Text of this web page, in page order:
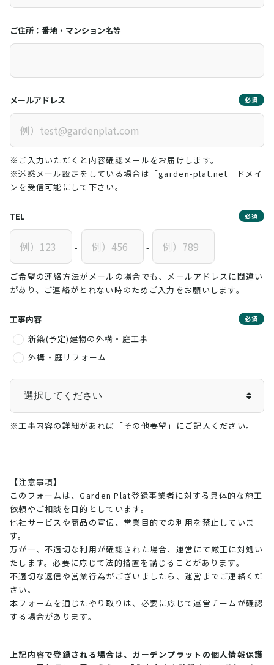
ご住所：番地・マンション名等
メールアドレス 必須
※ご入力いただくと内容確認メールをお届けします。
※迷惑メール設定をしている場合は「garden-plat.net」ドメイ
ンを受信可能にして下さい。
TEL 必須
- -
ご希望の連絡方法がメールの場合でも、メールアドレスに間違い
があり、ご連絡がとれない時のためご入力をお願いします。
工事内容 必須
新築(予定)建物の外構・庭工事
外構・庭リフォーム
※工事内容の詳細があれば「その他要望」にご記入ください。
【注意事項】
このフォームは、Garden Plat登録事業者に対する具体的な施工
依頼やご相談を目的としています。
他社サービスや商品の宣伝、営業目的での利用を禁止していま
す。
万が一、不適切な利用が確認された場合、運営にて厳正に対処い
たします。必要に応じて法的措置を講じることがあります。
不適切な返信や営業行為がございましたら、運営までご連絡くだ
さい。
本フォームを通じたやり取りは、必要に応じて運営チームが確認
する場合があります。
上記内容で登録される場合は、ガーデンプラットの個人情報保護